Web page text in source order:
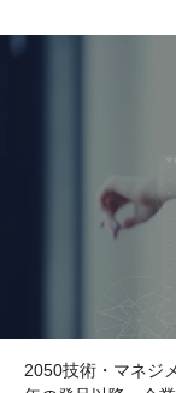
2050技術・マネジ